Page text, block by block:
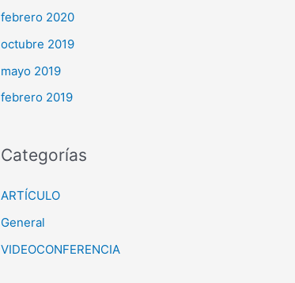
febrero 2020
octubre 2019
mayo 2019
febrero 2019
Categorías
ARTÍCULO
General
VIDEOCONFERENCIA